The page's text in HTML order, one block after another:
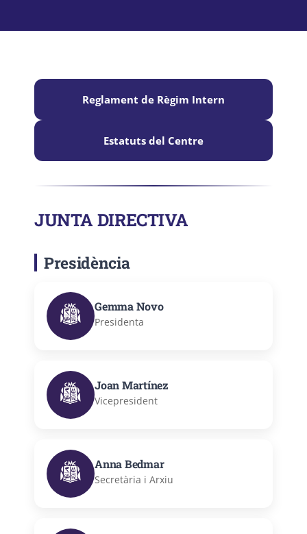
Reglament de Règim Intern
Estatuts del Centre
JUNTA DIRECTIVA
Presidència
Gemma Novo
Presidenta
Joan Martínez
Vicepresident
Anna Bedmar
Secretària i Arxiu